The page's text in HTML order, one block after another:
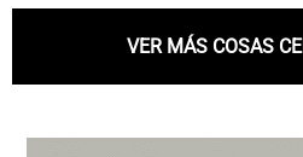
VER MÁS COSAS